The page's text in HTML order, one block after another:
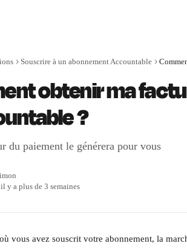
Souscrire à un abonnement Accountable
obtenir ma
?
du paiement le générera pour vous
y a plus de 3 semaines
vous avez souscrit votre abonnement, la